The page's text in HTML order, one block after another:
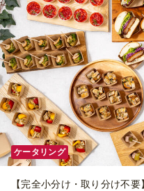
ケータリング
【完全小分け・取り分け不